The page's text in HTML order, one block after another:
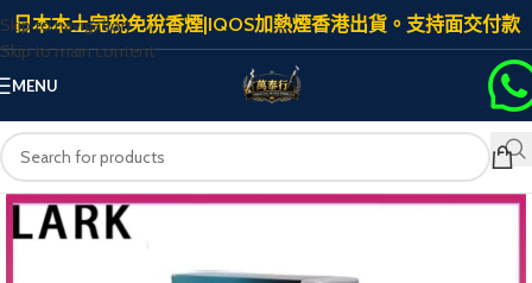
Skip to navigation
Skip to main content
日本本土完稅免稅香煙|IQOS加熱煙香港出貨。支持面交付款
MENU